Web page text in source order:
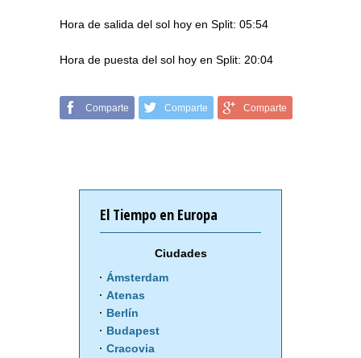
Hora de salida del sol hoy en Split: 05:54
Hora de puesta del sol hoy en Split: 20:04
Comparte Comparte Comparte
El Tiempo en Europa
Ciudades
Ámsterdam
Atenas
Berlín
Budapest
Cracovia